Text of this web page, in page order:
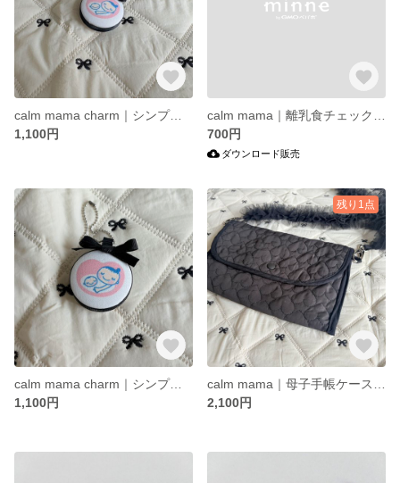
calm mama charm｜シンプルで可愛いマタニティマークキーホルダー
1,100円
700円
ダウンロード販売
calm mama charm｜シンプルで可愛いマタニティマークキーホルダー
1,100円
残り1点
2,100円